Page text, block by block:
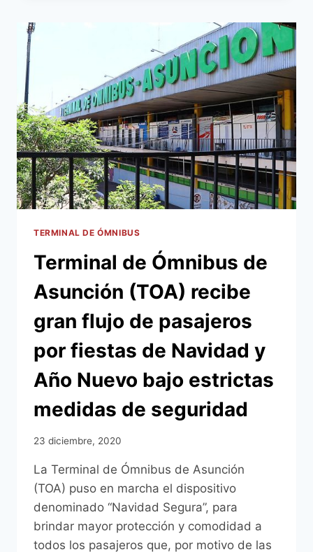
SERVICIO
ETAPA
DIFÍCIL
POR
PANDEMIA
Y
REMODELACIÓN
TERMINAL DE ÓMNIBUS
Terminal de Ómnibus de
Asunción (TOA) recibe
gran flujo de pasajeros
por fiestas de Navidad y
Año Nuevo bajo estrictas
medidas de seguridad
23 diciembre, 2020
La Terminal de Ómnibus de Asunción
(TOA) puso en marcha el dispositivo
denominado “Navidad Segura”, para
brindar mayor protección y comodidad a
todos los pasajeros que, por motivo de las